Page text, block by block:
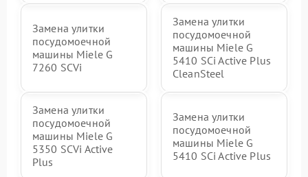
Замена улитки
посудомоечной
машины Miele G
7260 SCVi
Замена улитки
посудомоечной
машины Miele G
5410 SCi Active Plus
CleanSteel
Замена улитки
посудомоечной
машины Miele G
5350 SCVi Active
Plus
Замена улитки
посудомоечной
машины Miele G
5410 SCi Active Plus